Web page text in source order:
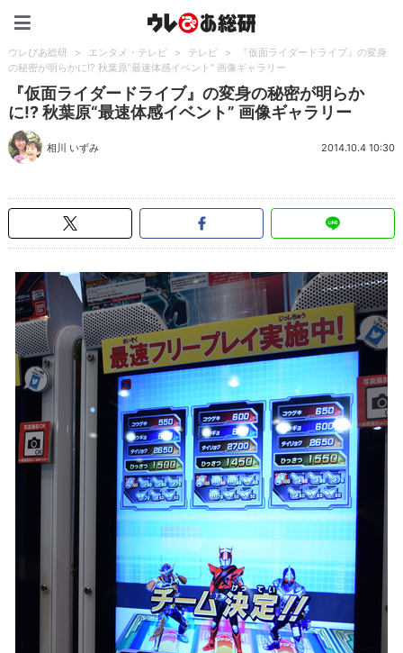
ウレぴあ総研 > エンタメ・テレビ > テレビ >
『仮面ライダードライブ』の変身
の秘密が明らかに!? 秋葉原“最速体感イベント” 画像ギャラリー
『仮面ライダードライブ』の変身の秘密が明らか
に!? 秋葉原“最速体感イベント” 画像ギャラリー
相川 いずみ 2014.10.4 10:30